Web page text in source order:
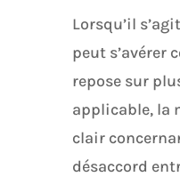
Lorsqu’il
peut s’avérer
repose sur
applicable, la
clair
désaccord